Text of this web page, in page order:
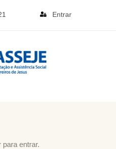
Entrar
entrar.